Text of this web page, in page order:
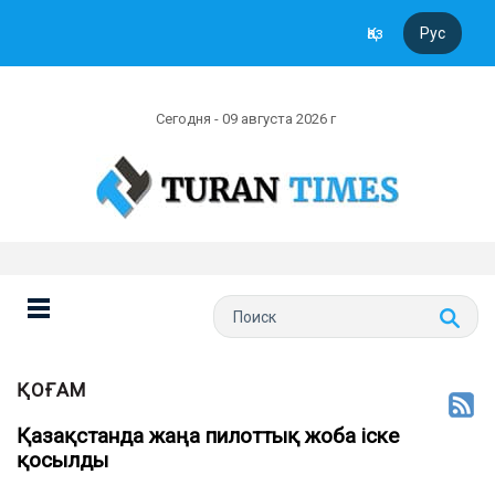
Қаз Рус
Сегодня - 09 августа 2026 г
ҚОҒАМ
Қазақстанда жаңа пилоттық жоба іске
қосылды